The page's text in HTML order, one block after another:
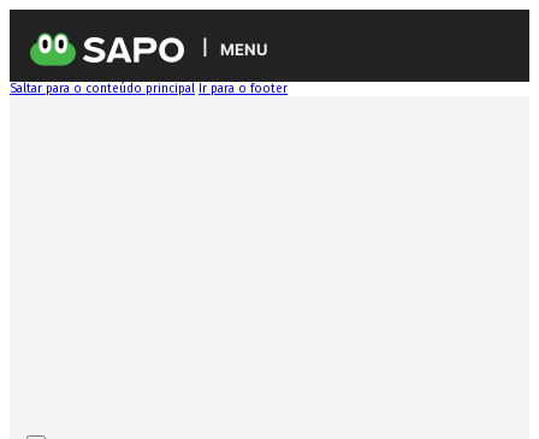
MENU
Saltar para o conteúdo principal Ir para o footer